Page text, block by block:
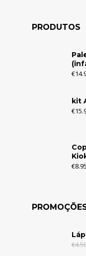
PRODUTOS
€
kit
€
€8.95
€